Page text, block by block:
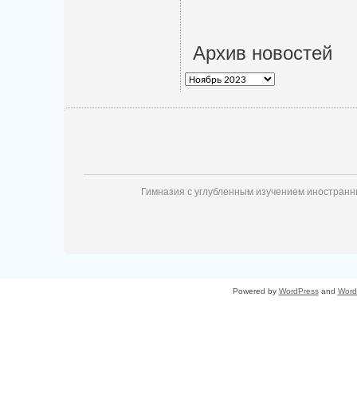
Архив новостей
Архив
Гимназия с углубленным изучением
Powered by WordPressand